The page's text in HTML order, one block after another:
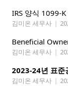
IRS 양식 1099-
김미온 세무사 |
김미온 세무사 |
2023-24년 표준
김미온 세무사 |